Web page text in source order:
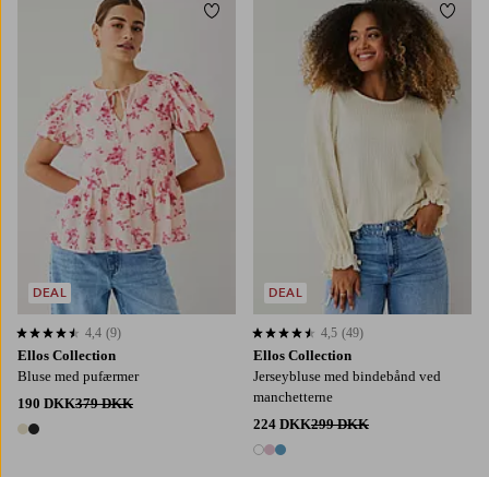
Ellos Collection
Bluse med pufærmer
190 DKK379 DKK
2 farver
4,4 baseret på 9 bedømmelser
4,4 (9)
DEAL
Tilføj til favoritter
Ellos Collection
Jerseybluse med bindebånd ved
manchetterne
224 DKK299 DKK
3 farver
4,5 baseret på 49 bedømmelser
4,5 (49)
DEAL
XL